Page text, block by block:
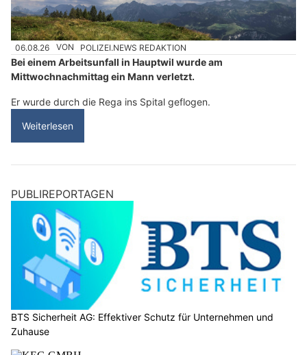
06.08.26 VON POLIZEI.NEWS REDAKTION
Bei einem Arbeitsunfall in Hauptwil wurde am
Mittwochnachmittag ein Mann verletzt.
Er wurde durch die Rega ins Spital geflogen.
Weiterlesen
PUBLIREPORTAGEN
BTS Sicherheit AG: Effektiver Schutz für Unternehmen und
Zuhause